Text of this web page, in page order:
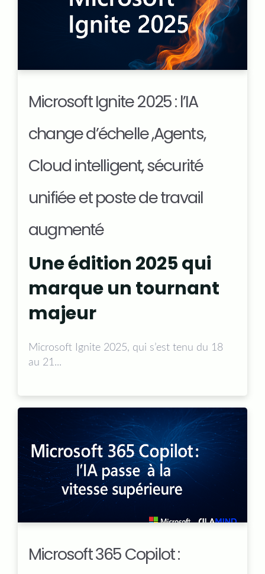
Microsoft Ignite 2025 : l’IA
change d’échelle ,Agents,
Cloud intelligent, sécurité
unifiée et poste de travail
augmenté
Une édition 2025 qui
marque un tournant
majeur
Microsoft Ignite 2025, qui s’est tenu du 18
au 21...
Microsoft 365 Copilot :